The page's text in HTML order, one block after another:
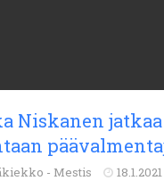
Niskanen
- Mestis 18.1.2021